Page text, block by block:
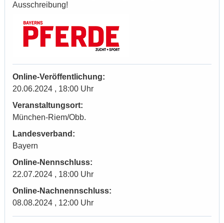
Ausschreibung!
Online-Veröffentlichung:
20.06.2024 , 18:00 Uhr
Veranstaltungsort:
München-Riem/Obb.
Landesverband:
Bayern
Online-Nennschluss:
22.07.2024 , 18:00 Uhr
Online-Nachnennschluss:
08.08.2024 , 12:00 Uhr